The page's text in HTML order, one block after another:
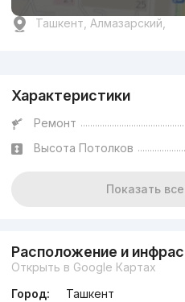
Ташкент, Алмазарский,
Характеристики
Ремонт
Высота Потолков
Показать
Расположение и
Открыть в Google Картах
Город:
Ташкент